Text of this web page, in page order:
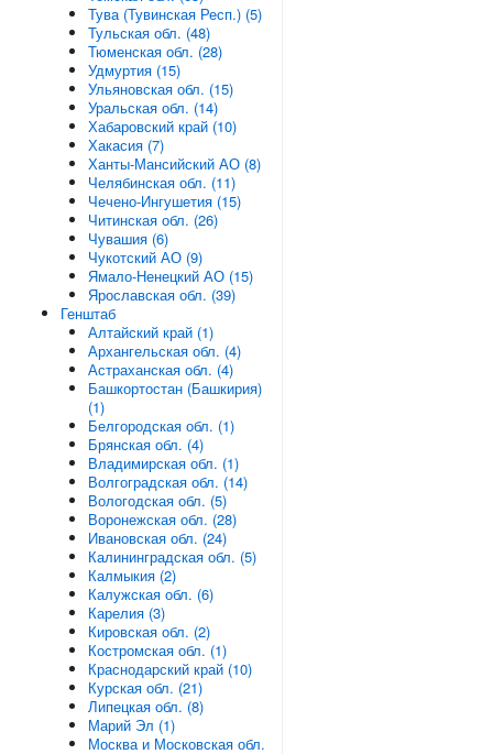
Тува (Тувинская Респ.) (5)
Тульская обл. (48)
Тюменская обл. (28)
Удмуртия (15)
Ульяновская обл. (15)
Уральская обл. (14)
Хабаровский край (10)
Хакасия (7)
Ханты-Мансийский АО (8)
Челябинская обл. (11)
Чечено-Ингушетия (15)
Читинская обл. (26)
Чувашия (6)
Чукотский АО (9)
Ямало-Ненецкий АО (15)
Ярославская обл. (39)
Генштаб
Алтайский край (1)
Архангельская обл. (4)
Астраханская обл. (4)
Башкортостан (Башкирия)
(1)
Белгородская обл. (1)
Брянская обл. (4)
Владимирская обл. (1)
Волгоградская обл. (14)
Вологодская обл. (5)
Воронежская обл. (28)
Ивановская обл. (24)
Калининградская обл. (5)
Калмыкия (2)
Калужская обл. (6)
Карелия (3)
Кировская обл. (2)
Костромская обл. (1)
Краснодарский край (10)
Курская обл. (21)
Липецкая обл. (8)
Марий Эл (1)
Москва и Московская обл.